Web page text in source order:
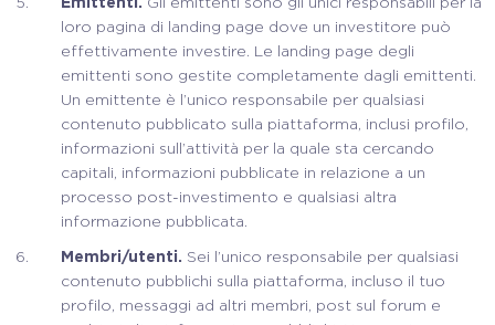
Emittenti. Gli emittenti sono gli unici responsabili per la
loro pagina di landing page dove un investitore può
effettivamente investire. Le landing page degli
emittenti sono gestite completamente dagli emittenti.
Un emittente è l’unico responsabile per qualsiasi
contenuto pubblicato sulla piattaforma, inclusi profilo,
informazioni sull’attività per la quale sta cercando
capitali, informazioni pubblicate in relazione a un
processo post-investimento e qualsiasi altra
informazione pubblicata.
Membri/utenti. Sei l’unico responsabile per qualsiasi
contenuto pubblichi sulla piattaforma, incluso il tuo
profilo, messaggi ad altri membri, post sul forum e